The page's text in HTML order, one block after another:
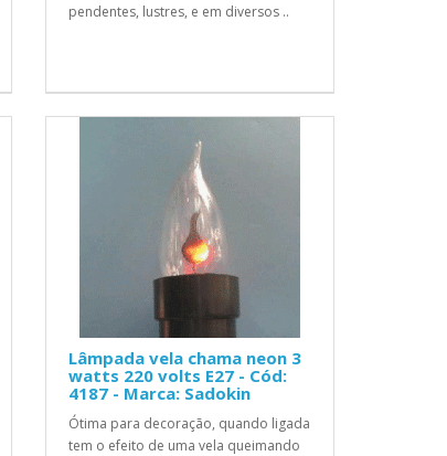
pendentes, lustres, e em diversos ..
Lâmpada vela chama neon 3
watts 220 volts E27 - Cód:
4187 - Marca: Sadokin
Ótima para decoração, quando ligada
tem o efeito de uma vela queimando